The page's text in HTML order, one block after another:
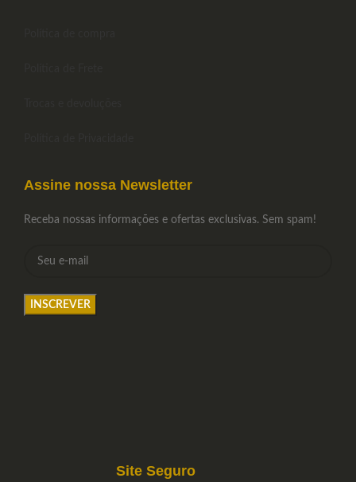
Assine nossa Newsletter
Receba nossas informações e ofertas exclusivas. Sem spam!
Site Seguro